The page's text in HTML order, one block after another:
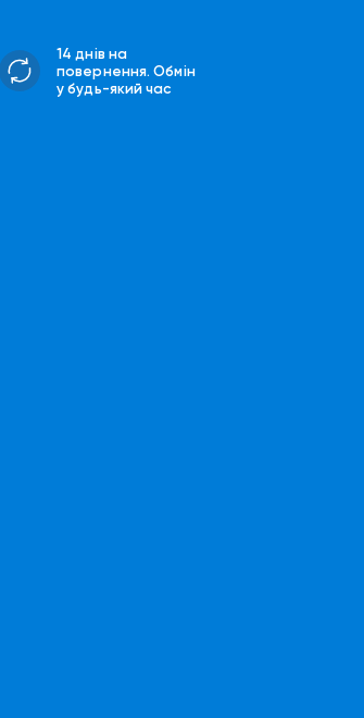
14 днів на
повернення. Обмін
у будь-який час